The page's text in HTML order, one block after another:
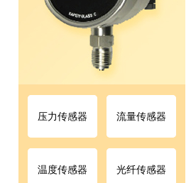
压力传感器 流量传感器
温度传感器 光纤传感器
￥0.00